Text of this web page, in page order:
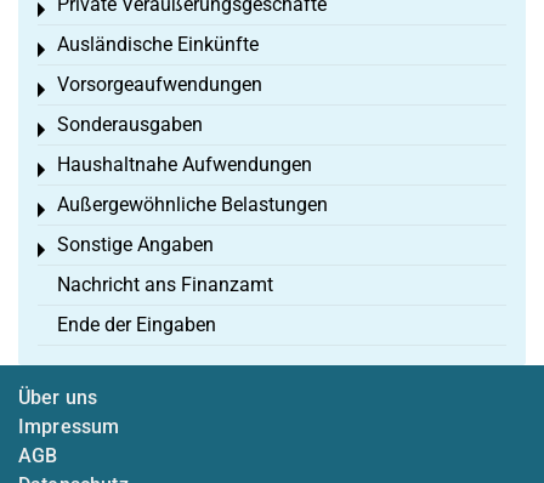
Toggle menu
Ausländische Einkünfte
Toggle menu
Vorsorgeaufwendungen
Toggle menu
Sonderausgaben
Toggle menu
Haushaltnahe Aufwendungen
Toggle menu
Außergewöhnliche Belastungen
Toggle menu
Sonstige Angaben
Toggle menu
Nachricht ans Finanzamt
Ende der Eingaben
Über uns
Impressum
AGB